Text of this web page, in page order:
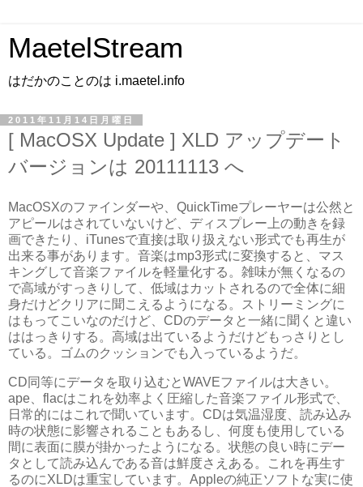
MaetelStream
はだかのことのは i.maetel.info
2011年11月14日月曜日
[ MacOSX Update ] XLD アップデート
バージョンは 20111113 へ
MacOSXのファインダーや、QuickTimeプレーヤーは公然と
アピールはされていないけど、ディスプレー上の動きを録
画できたり、iTunesで直接は取り扱えない形式でも再生が
出来る事があります。音楽はmp3形式に変換すると、マス
キングして音楽ファイルを軽量化する。雑味が無くなるの
で高域がすっきりして、低域はカットされるので全体に細
身だけどクリアに聞こえるようになる。ストリーミングに
はもってこいなのだけど、CDのデータと一緒に聞くと違い
ははっきりする。高域は出ているようだけどもっさりとし
ている。ゴムのクッションでも入っているようだ。
CD同等にデータを取り込むとWAVEファイルは大きい。
ape、flacはこれを効率よく圧縮した音楽ファイル形式で、
日常的にはこれで聞いています。CDは気温湿度、読み込み
時の状態に影響されることもあるし、何度も使用している
間に表面に膜が掛かったようになる。状態の良い時にデー
タとして読み込んである音は鮮度さえある。これを再生す
るのにXLDは重宝しています。Appleの純正ソフトな実に使